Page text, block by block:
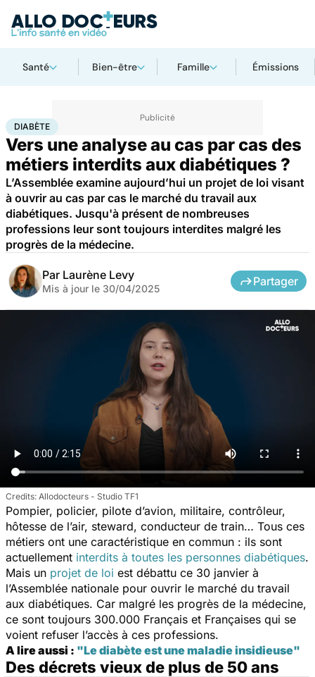
Santé Bien-être Famille Émissions
AccueilSanté
DIABÈTE
Vers une analyse au cas par cas des
métiers interdits aux diabétiques ?
L’Assemblée examine aujourd’hui un projet de loi visant
à ouvrir au cas par cas le marché du travail aux
diabétiques. Jusqu'à présent de nombreuses
professions leur sont toujours interdites malgré les
progrès de la médecine.
Par Laurène Levy
Mis à jour le 30/04/2025
Partager
Allodocteurs - Studio TF1
Pompier, policier, pilote d’avion, militaire, contrôleur,
hôtesse de l’air, steward, conducteur de train… Tous ces
métiers ont une caractéristique en commun : ils sont
actuellement interdits à toutes les personnes diabétiques.
Mais un projet de loi est débattu ce 30 janvier à
l’Assemblée nationale pour ouvrir le marché du travail
aux diabétiques. Car malgré les progrès de la médecine,
ce sont toujours 300.000 Français et Françaises qui se
voient refuser l’accès à ces professions.
A lire aussi : "Le diabète est une maladie insidieuse"
Des décrets vieux de plus de 50 ans